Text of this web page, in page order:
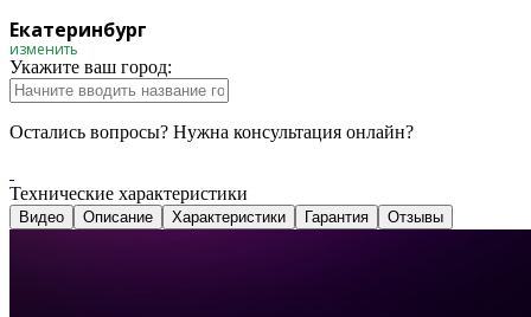
Екатеринбург
изменить
Укажите ваш город:
Остались вопросы? Нужна консультация онлайн?
Технические характеристики
Видео Описание Характеристики Гарантия Отзывы